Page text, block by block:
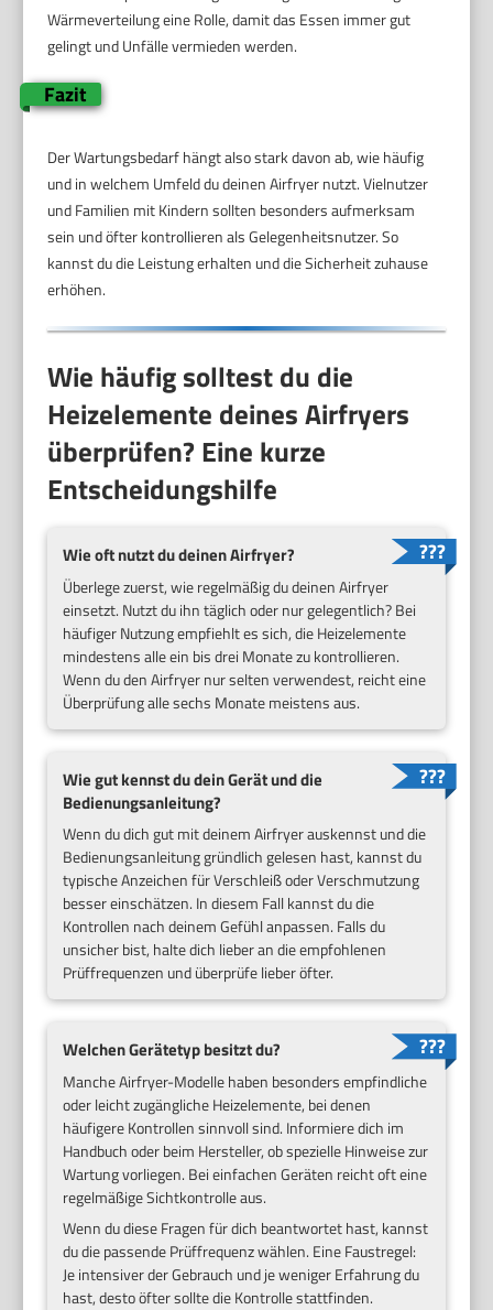
Wärmeverteilung eine Rolle, damit das Essen immer gut
gelingt und Unfälle vermieden werden.
Fazit
Der Wartungsbedarf hängt also stark davon ab, wie häufig
und in welchem Umfeld du deinen Airfryer nutzt. Vielnutzer
und Familien mit Kindern sollten besonders aufmerksam
sein und öfter kontrollieren als Gelegenheitsnutzer. So
kannst du die Leistung erhalten und die Sicherheit zuhause
erhöhen.
Wie häufig solltest du die
Heizelemente deines Airfryers
überprüfen? Eine kurze
Entscheidungshilfe
Wie oft nutzt du deinen Airfryer?
Überlege zuerst, wie regelmäßig du deinen Airfryer
einsetzt. Nutzt du ihn täglich oder nur gelegentlich? Bei
häufiger Nutzung empfiehlt es sich, die Heizelemente
mindestens alle ein bis drei Monate zu kontrollieren.
Wenn du den Airfryer nur selten verwendest, reicht eine
Überprüfung alle sechs Monate meistens aus.
Wie gut kennst du dein Gerät und die
Bedienungsanleitung?
Wenn du dich gut mit deinem Airfryer auskennst und die
Bedienungsanleitung gründlich gelesen hast, kannst du
typische Anzeichen für Verschleiß oder Verschmutzung
besser einschätzen. In diesem Fall kannst du die
Kontrollen nach deinem Gefühl anpassen. Falls du
unsicher bist, halte dich lieber an die empfohlenen
Prüffrequenzen und überprüfe lieber öfter.
Welchen Gerätetyp besitzt du?
Manche Airfryer-Modelle haben besonders empfindliche
oder leicht zugängliche Heizelemente, bei denen
häufigere Kontrollen sinnvoll sind. Informiere dich im
Handbuch oder beim Hersteller, ob spezielle Hinweise zur
Wartung vorliegen. Bei einfachen Geräten reicht oft eine
regelmäßige Sichtkontrolle aus.
Wenn du diese Fragen für dich beantwortet hast, kannst
du die passende Prüffrequenz wählen. Eine Faustregel:
Je intensiver der Gebrauch und je weniger Erfahrung du
hast, desto öfter sollte die Kontrolle stattfinden.